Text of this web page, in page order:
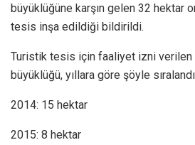
büyüklüğüne karşın gelen 32 hektar
tesis inşa edildiği bildirildi.
Turistik tesis için faaliyet izni verilen
büyüklüğü, yıllara göre şöyle
2014: 15 hektar
2015: 8 hektar